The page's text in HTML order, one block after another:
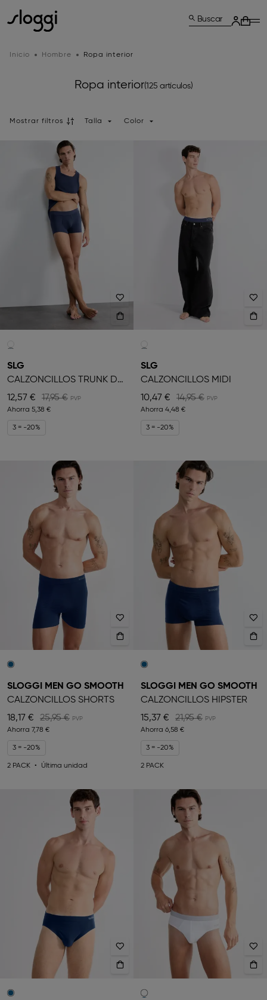
Buscar
Inicio Hombre Ropa interior
Ropa interior(125 artículos)
Mostrar filtros Talla Color
SLG
CALZONCILLOS TRUNK DE HOMBRE
12,57 €
17,95 €
Ahorra 5,38 €
3 = -20%
SLG
CALZONCILLOS MIDI
10,47 €
14,95 €
Ahorra 4,48 €
3 = -20%
SLOGGI MEN GO SMOOTH
CALZONCILLOS SHORTS
18,17 €
25,95 €
Ahorra 7,78 €
3 = -20%
2 PACK Última unidad
SLOGGI MEN GO SMOOTH
CALZONCILLOS HIPSTER
15,37 €
21,95 €
Ahorra 6,58 €
3 = -20%
2 PACK